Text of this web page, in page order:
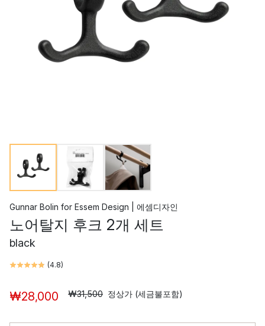
Gunnar Bolin for Essem Design | 에셈디자인
노어탈지 후크 2개 세트
black
(4.8)
₩28,000 ₩31,500 정상가 (세금불포함)